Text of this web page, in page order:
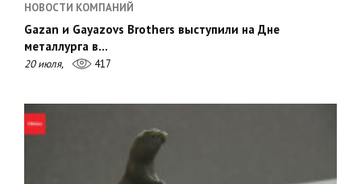
НОВОСТИ КОМПАНИЙ
Gazan и Gayazovs Brothers выступили на Дне
металлурга в…
20 июля, 417